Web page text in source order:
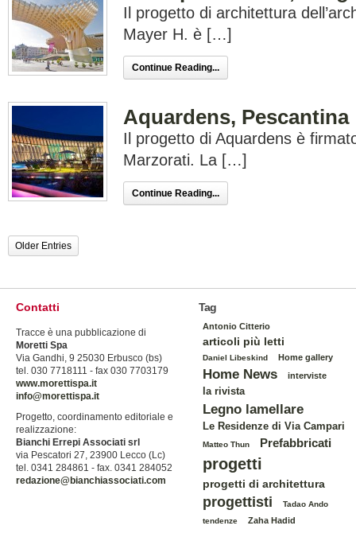
Il progetto di architettura
Mayer H. è […]
Continue Reading...
Aquardens, Pescantina
Il progetto di Aquardens è
Marzorati. La […]
Continue Reading...
Older Entries
Contatti
Tracce è una pubblicazione di
Moretti Spa
Via Gandhi, 9 25030 Erbusco (bs)
tel. 030 7718111 - fax 030 7703179
www.morettispa.it
info@morettispa.it
Progetto, coordinamento editoriale e
realizzazione:
Bianchi Errepi Associati srl
via Pescatori 27, 23900 Lecco (Lc)
tel. 0341 284861 - fax. 0341 284052
redazione@bianchiassociati.com
Tag
Antonio Citterio
articoli più letti
Daniel Libeskind Home gallery
Home News interviste
la rivista
Legno lamellare
Le Residenze di Via Campari
Matteo Thun Prefabbricati
progetti
progetti di architettura
progettisti
Tadao Ando
tendenze
Zaha Hadid